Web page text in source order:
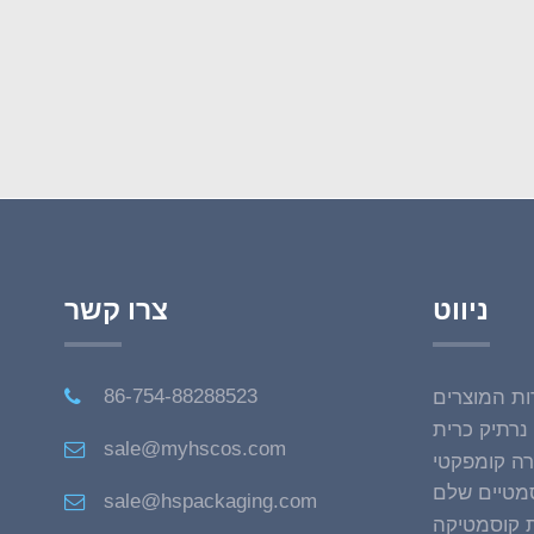
צרו קשר
86-754-88288523
sale@myhscos.com
sale@hspackaging.com
ניווט
המוצרים
קומפקטי
שלם
קוסמטיקה